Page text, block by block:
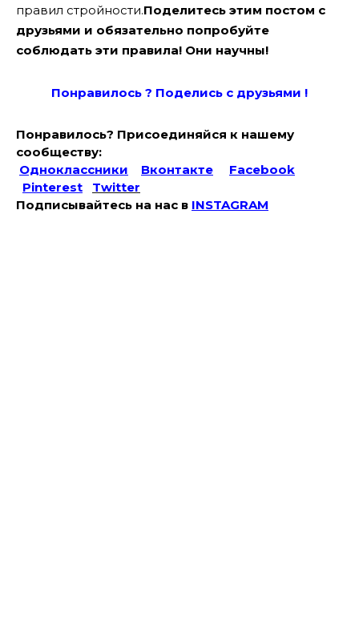
правил стройности.Поделитесь этим постом с
друзьями и обязательно попробуйте
соблюдать эти правила! Они научны!
Понравилось ? Поделись с друзьями !
Понравилось? Присоединяйся к нашему
сообществу:
Одноклассники
Вконтакте
Facebook
Pinterest
Twitter
Подписывайтесь на наc в INSTAGRAM